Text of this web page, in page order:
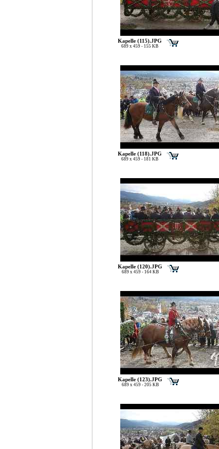
Kapelle (115).JPG
689 x 459 - 155 KB
Kapelle (118).JPG
689 x 459 - 181 KB
Kapelle (120).JPG
689 x 459 - 164 KB
Kapelle (123).JPG
689 x 459 - 205 KB